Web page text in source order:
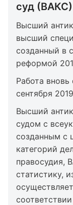
суд (ВАКС)
Высший
высший
созданный в
реформой
Работа вновь
сентября
Высший
судом с
созданным с
категорий
правосудия,
статистику,